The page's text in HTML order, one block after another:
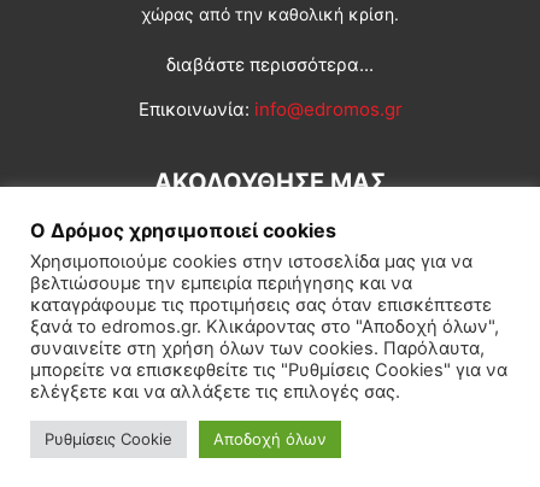
χώρας από την καθολική κρίση.
διαβάστε περισσότερα...
Επικοινωνία: info@edromos.gr
ΑΚΟΛΟΥΘΗΣΕ ΜΑΣ
Εγγραφή συνδρομητή Πολιτική Διεθνή Κοινωνία
Πολιτισμός Αφιερώματα
© Δρόμος της Αριστεράς
Ο Δρόμος χρησιμοποιεί cookies
Χρησιμοποιούμε cookies στην ιστοσελίδα μας για να
βελτιώσουμε την εμπειρία περιήγησης και να
καταγράφουμε τις προτιμήσεις σας όταν επισκέπτεστε
ξανά το edromos.gr. Κλικάροντας στο "Αποδοχή όλων",
συναινείτε στη χρήση όλων των cookies. Παρόλαυτα,
μπορείτε να επισκεφθείτε τις "Ρυθμίσεις Cookies" για να
ελέγξετε και να αλλάξετε τις επιλογές σας.
Ρυθμίσεις Cookie Αποδοχή όλων